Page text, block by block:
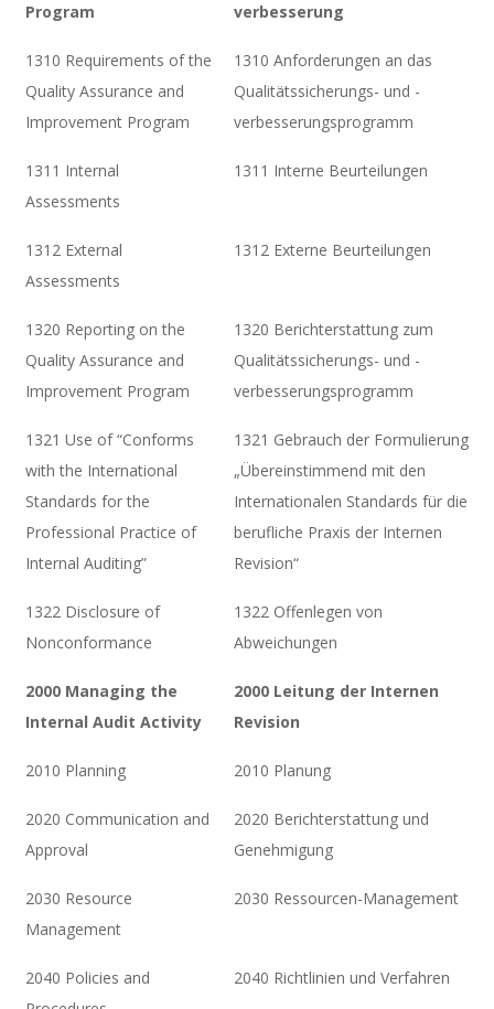
Program
verbesserung
1310 Requirements of the
Quality Assurance and
Improvement Program
1310 Anforderungen an das
Qualitätssicherungs- und -
verbesserungsprogramm
1311 Internal
Assessments
1311 Interne Beurteilungen
1312 External
Assessments
1312 Externe Beurteilungen
1320 Reporting on the
Quality Assurance and
Improvement Program
1320 Berichterstattung zum
Qualitätssicherungs- und -
verbesserungsprogramm
1321 Use of “Conforms
with the International
Standards for the
Professional Practice of
Internal Auditing”
1321 Gebrauch der Formulierung
„Übereinstimmend mit den
Internationalen Standards für die
berufliche Praxis der Internen
Revision“
1322 Disclosure of
Nonconformance
1322 Offenlegen von
Abweichungen
2000 Managing the
Internal Audit Activity
2000 Leitung der Internen
Revision
2010 Planning 2010 Planung
2020 Communication and
Approval
2020 Berichterstattung und
Genehmigung
2030 Resource
Management
2030 Ressourcen-Management
2040 Policies and
2040 Richtlinien und Verfahren